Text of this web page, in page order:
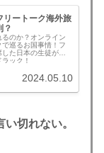
リートーク海外旅
？
のか？オンライン
巡るお国事情！フ
た日本の生徒がい
ック！
2024.05.10
切れない。